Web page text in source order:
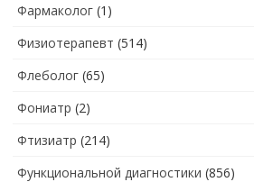
Фармаколог (1)
Физиотерапевт (514)
Флеболог (65)
Фониатр (2)
Фтизиатр (214)
Функциональной диагностики (856)